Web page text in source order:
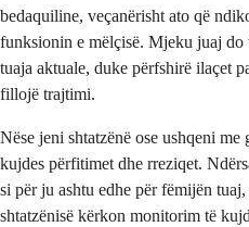
bedaquiline, veçanërisht ato që
funksionin e mëlçisë. Mjeku juaj
tuaja aktuale, duke përfshirë ilaçet
fillojë trajtimi.
Nëse jeni shtatzënë ose ushqeni
kujdes përfitimet dhe rreziqet.
si për ju ashtu edhe për fëmijën
shtatzënisë kërkon monitorim të